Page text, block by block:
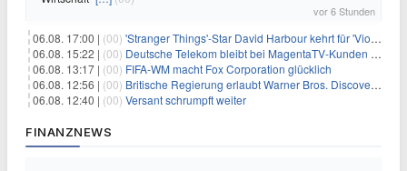
vor 6 Stunden
06.08. 17:00 | (00) 'Stranger Things'-Star David Harbour kehrt für 'Violent Night 2' zurück – Kristen Bell stößt zur Besetzung
06.08. 15:22 | (00) Deutsche Telekom bleibt bei MagentaTV-Kunden vage
06.08. 13:17 | (00) FIFA-WM macht Fox Corporation glücklich
06.08. 12:56 | (00) Britische Regierung erlaubt Warner Bros. Discovery-Übernahme
06.08. 12:40 | (00) Versant schrumpft weiter
FINANZNEWS